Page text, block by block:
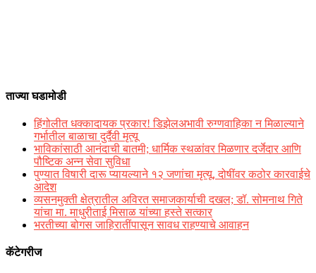
ताज्या घडामोडी
हिंगोलीत धक्कादायक प्रकार! डिझेलअभावी रुग्णवाहिका न मिळाल्याने
गर्भातील बाळाचा दुर्दैवी मृत्यू
भाविकांसाठी आनंदाची बातमी; धार्मिक स्थळांवर मिळणार दर्जेदार आणि
पौष्टिक अन्न सेवा सुविधा
पुण्यात विषारी दारू प्यायल्याने १२ जणांचा मृत्यू, दोषींवर कठोर कारवाईचे
आदेश
व्यसनमुक्ती क्षेत्रातील अविरत समाजकार्याची दखल; डॉ. सोमनाथ गिते
यांचा मा. माधुरीताई मिसाळ यांच्या हस्ते सत्कार
भरतीच्या बोगस जाहिरातींपासून सावध राहण्याचे आवाहन
कॅटेगरीज